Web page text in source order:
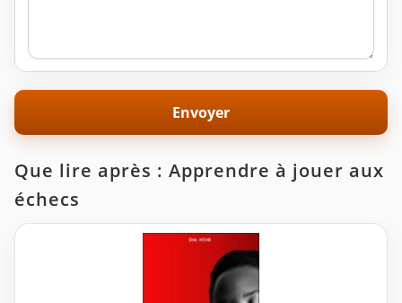
Que lire après : Apprendre à jouer aux
échecs